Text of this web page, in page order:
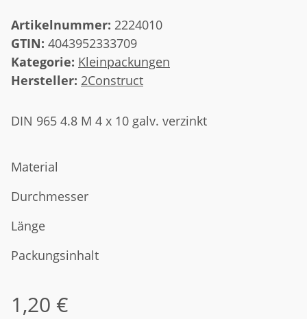
Artikelnummer: 2224010
GTIN: 4043952333709
Kategorie: Kleinpackungen
Hersteller: 2Construct
DIN 965 4.8 M 4 x 10 galv. verzinkt
Material
Durchmesser
Länge
Packungsinhalt
1,20 €